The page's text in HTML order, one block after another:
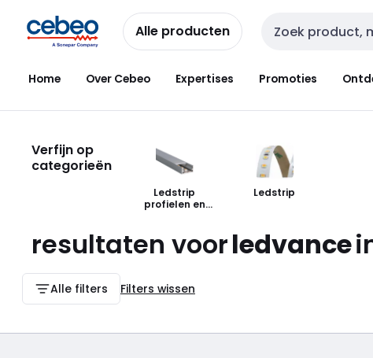
naar
navigatie
naar
inhoud
Alle producten Zoekveld invoer
Home Over Cebeo Expertises Promoties
Verfijn op
categorieën
Ledstrip
profielen en
Ledstrip
resultaten voorledvance
Alle filters Filters wissen